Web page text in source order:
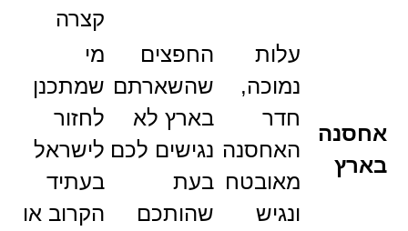
קצרה
אחסנה
בארץ
עלות
נמוכה,
חדר
האחסנה
מאובטח
ונגיש
החפצים
שהשארתם
בארץ לא
נגישים לכם
בעת
שהותכם
מי
שמתכנן
לחזור
לישראל
בעתיד
הקרוב או